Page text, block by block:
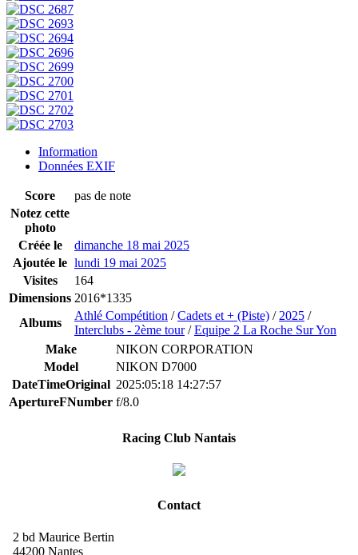
Information
Données EXIF
Score
pas de note
Notez cette
photo
Créée le
dimanche 18 mai 2025
Ajoutée le lundi 19 mai 2025
Visites
164
Dimensions 2016*1335
Albums
Athlé Compétition /Cadets et + (Piste) / 2025 /
Interclubs - 2ème tour/Equipe 2 La Roche Sur Yon
Make
NIKON CORPORATION
Model
NIKON D7000
DateTimeOriginal 2025:05:18 14:27:57
ApertureFNumber f/8.0
Racing Club Nantais
Contact
2 bd Maurice Bertin
44200 Nantes